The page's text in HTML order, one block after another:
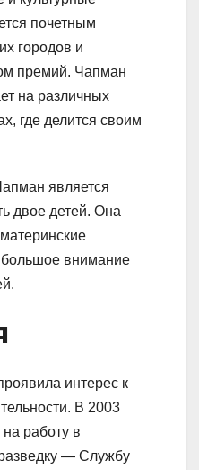
почетным
городов и
премий. Чапман
на различных
где делится своим
является
двое детей. Она
большое внимание
интерес к
В 2003
работу в
— Службу